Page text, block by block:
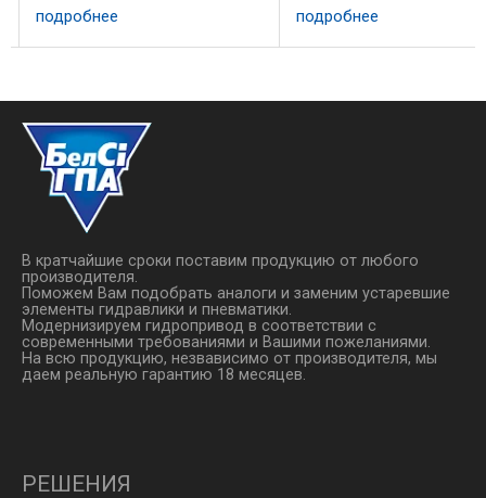
захватывает масляную пленку
с поверхности СОЖ, которая
затем удаляется скребком и ...
подробнее
205 205 M 65 65 60 N 145
150 A 398 398 398 B 100
167 D φ11 φ11 ...
подробнее
В кратчайшие сроки поставим продукцию от любого
производителя.
Поможем Вам подобрать аналоги и заменим устаревшие
элементы гидравлики и пневматики.
Модернизируем гидропривод в соответствии с
современными требованиями и Вашими пожеланиями.
На всю продукцию, незвависимо от производителя, мы
даем реальную гарантию 18 месяцев.
РЕШЕНИЯ